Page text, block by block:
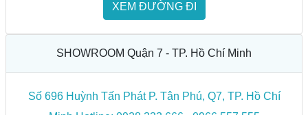
XEM ĐƯỜNG ĐI
SHOWROOM Quận 7 - TP. Hồ Chí Minh
Số 696 Huỳnh Tấn Phát P. Tân Phú, Q7, TP. Hồ Chí